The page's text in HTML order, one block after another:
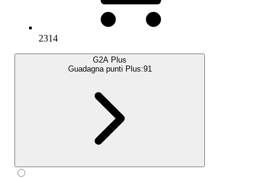
2314
G2A Plus
Guadagna punti Plus:91